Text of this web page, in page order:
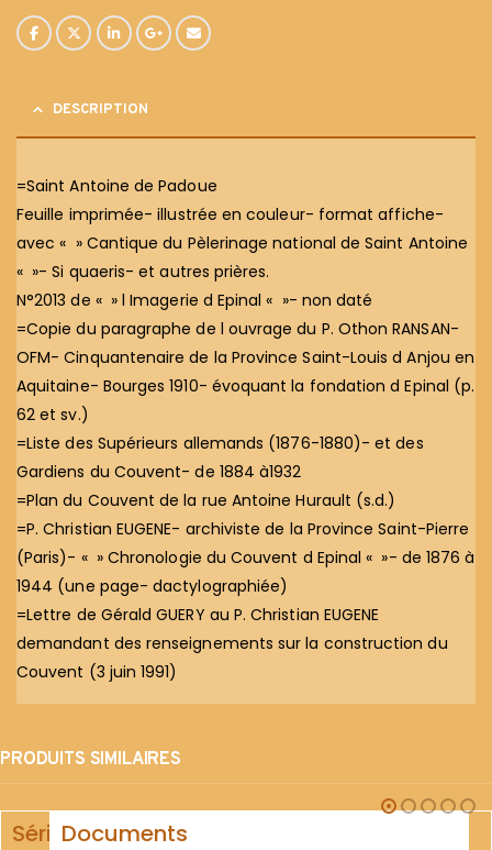
DESCRIPTION
=Saint Antoine de Padoue
Feuille imprimée- illustrée en couleur- format affiche-
avec « » Cantique du Pèlerinage national de Saint Antoine
« »- Si quaeris- et autres prières.
N°2013 de « » l Imagerie d Epinal « »- non daté
=Copie du paragraphe de l ouvrage du P. Othon RANSAN-
OFM- Cinquantenaire de la Province Saint-Louis d Anjou en
Aquitaine- Bourges 1910- évoquant la fondation d Epinal (p.
62 et sv.)
=Liste des Supérieurs allemands (1876-1880)- et des
Gardiens du Couvent- de 1884 à1932
=Plan du Couvent de la rue Antoine Hurault (s.d.)
=P. Christian EUGENE- archiviste de la Province Saint-Pierre
(Paris)- « » Chronologie du Couvent d Epinal « »- de 1876 à
1944 (une page- dactylographiée)
=Lettre de Gérald GUERY au P. Christian EUGENE
demandant des renseignements sur la construction du
Couvent (3 juin 1991)
PRODUITS SIMILAIRES
SérieDocuments